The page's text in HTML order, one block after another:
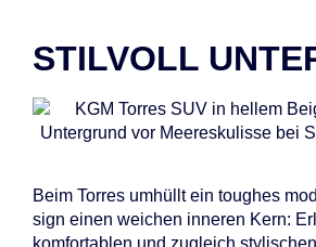
STILVOLL
Beim Tor­res um­hüllt ein toug­hes
sign ei­nen wei­chen in­ne­ren Kern:
kom­for­ta­blen und zu­gleich